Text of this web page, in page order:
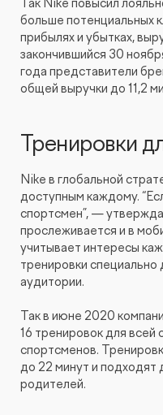
Так Nike повысил
больше потенциальных
прибылях и убытках,
закончившийся 30
года представители
общей выручки до 11,2
Тренировки
Nike в глобальной
доступным каждому.
спортсмен”, —
прослеживается и в
учитывает интересы
тренировки специально
аудитории.
Так в июне 2020
16 тренировок для всей
спортсменов.
до 22 минут и подходят
родителей.